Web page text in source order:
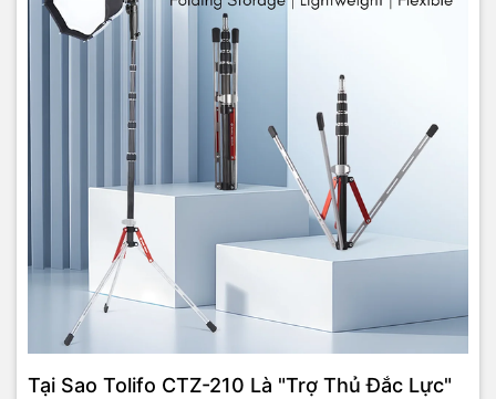
Tại Sao Tolifo CTZ-210 Là "Trợ Thủ Đắc Lực"